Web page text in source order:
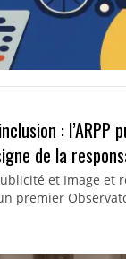
: l’ARPP
de la
et Image et
premier